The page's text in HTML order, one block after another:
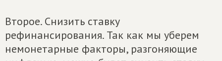
Второе. Снизить ставку
рефинансирования. Так как мы уберем
немонетарные факторы, разгоняющие